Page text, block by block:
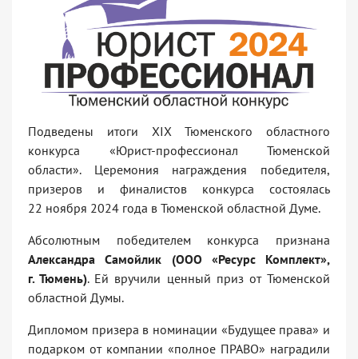
Подведены итоги XIX Тюменского областного
конкурса «Юрист-профессионал Тюменской
области». Церемония награждения победителя,
призеров и финалистов конкурса состоялась
22 ноября 2024 года в Тюменской областной Думе.
Абсолютным победителем конкурса признана
Александра Самойлик (ООО «Ресурс Комплект»,
г. Тюмень). Ей вручили ценный приз от Тюменской
областной Думы.
Дипломом призера в номинации «Будущее права» и
подарком от компании «полное ПРАВО» наградили